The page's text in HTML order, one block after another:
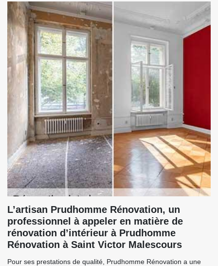
L’artisan Prudhomme Rénovation, un
professionnel à appeler en matière de
rénovation d’intérieur à Prudhomme
Rénovation à Saint Victor Malescours
Pour ses prestations de qualité, Prudhomme Rénovation a une